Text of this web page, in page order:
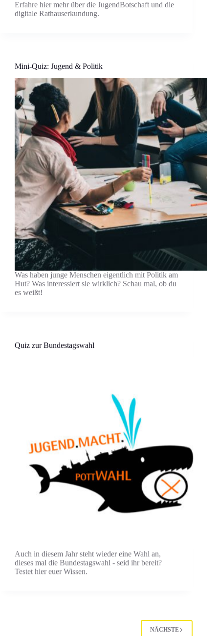
Erfahre hier mehr über die JugendBotschaft und die
digitale Rathauserkundung.
Mini-Quiz: Jugend & Politik
Was haben junge Menschen eigentlich mit Politik am
Hut? Was interessiert sie wirklich? Schau mal, ob du
es weißt!
Quiz zur Bundestagswahl
Auch in diesem Jahr steht wieder eine Wahl an,
dieses mal die Bundestagswahl - seid ihr bereit?
Testet hier euer Wissen.
NÄCHSTE